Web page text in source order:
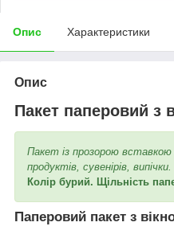
Опис Характеристики
Опис
Пакет паперовий з
Пакет із прозорою вставкою
продуктів, сувенірів, випічки.
Колір бурий. Щільність
Паперовий пакет з